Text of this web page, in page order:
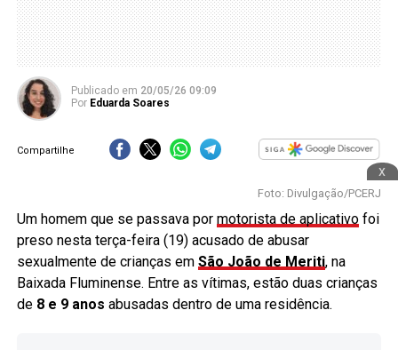
Publicado em 20/05/26 09:09
Por Eduarda Soares
Compartilhe
x
Foto: Divulgação/PCERJ
Um homem que se passava por motorista de aplicativofoi
preso nesta terça-feira (19) acusado de abusar
sexualmente de crianças em São João de Meriti, na
Baixada Fluminense. Entre as vítimas, estão duas crianças
de 8 e 9 anos abusadas dentro de uma residência.